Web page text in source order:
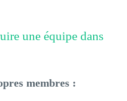
une équipe dans
membres :